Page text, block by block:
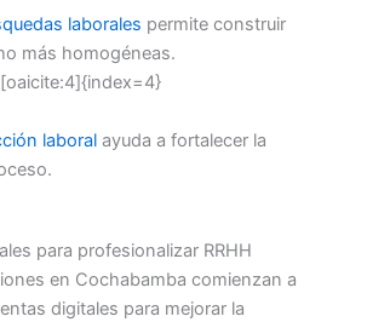
laborales permite construir
más homogéneas.
laboral ayuda a fortalecer la
para profesionalizar RRHH
en Cochabamba comienzan a
digitales para mejorar la